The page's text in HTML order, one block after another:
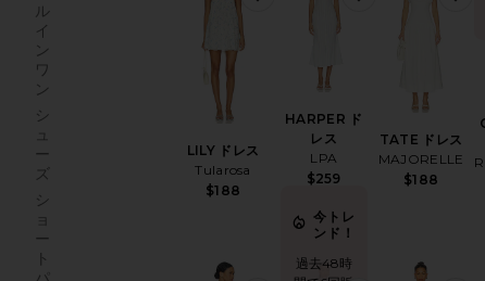
ル
イ
ン
ワ
ン
シ
ュ
ー
ズ
シ
ー
ト
LILY ドレス
Tularosa
$188
HARPER ド
レス
LPA
$259
TATE ドレス
MAJORELLE
$188
今トレ
ンド！
過去48時